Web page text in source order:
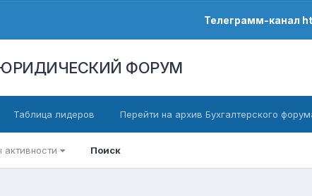
Телеграмм-канал
ФОРУМ
Поиск
Таблица лидеров Перейти на архив Бухгалтерского